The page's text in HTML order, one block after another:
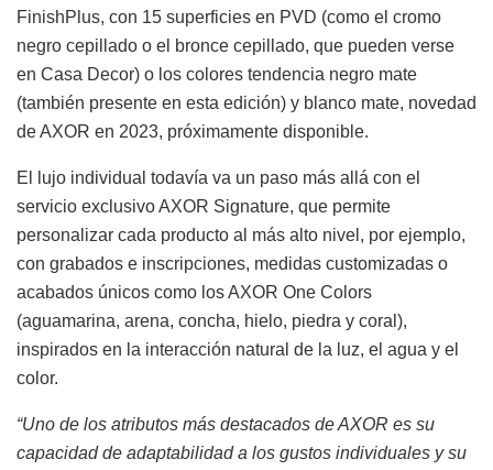
FinishPlus, con 15 superficies en PVD (como el cromo
negro cepillado o el bronce cepillado, que pueden verse
en Casa Decor) o los colores tendencia negro mate
(también presente en esta edición) y blanco mate, novedad
de AXOR en 2023, próximamente disponible.
El lujo individual todavía va un paso más allá con el
servicio exclusivo AXOR Signature, que permite
personalizar cada producto al más alto nivel, por ejemplo,
con grabados e inscripciones, medidas customizadas o
acabados únicos como los AXOR One Colors
(aguamarina, arena, concha, hielo, piedra y coral),
inspirados en la interacción natural de la luz, el agua y el
color.
“Uno de los atributos más destacados de AXOR es su
capacidad de adaptabilidad a los gustos individuales y su